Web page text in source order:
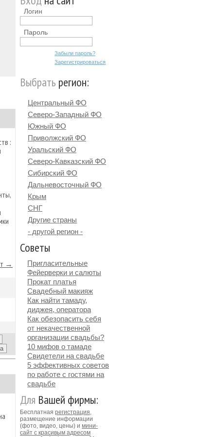
:
→
Логин
Пароль
Забыли пароль?
Зарегистрироваться
Выбрать регион:
Центральный ФО
Северо-Западный ФО
Южный ФО
Приволжский ФО
Уральский ФО
Северо-Кавказский ФО
Сибирский ФО
Дальневосточный ФО
Крым
СНГ
Другие страны
- другой регион -
Советы
Пригласительные
Фейерверки и салюты
Прокат платья
Свадебный макияж
Как найти тамаду,
диджея, оператора
Как обезопасить себя
от некачественной
организации свадьбы?
10 мифов о тамаде
Свидетели на свадьбе
5 эффективных советов
по работе с гостями на
свадьбе
Для Вашей фирмы:
Бесплатная регистрация,
размещение информации
(фото, видео, цены) и мини-
сайт с красивым адресом